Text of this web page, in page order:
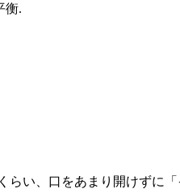
衡.
らい、口をあまり開けずに「